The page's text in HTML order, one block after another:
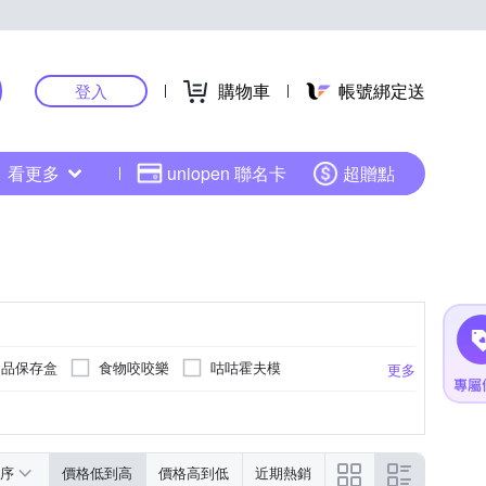
登入 購物車 帳號綁定送
看更多 uniopen 聯名卡 超贈點
更多
保存盒 食物咬咬樂
咕咕霍夫模
價格低到高 價格高到低 近期熱銷